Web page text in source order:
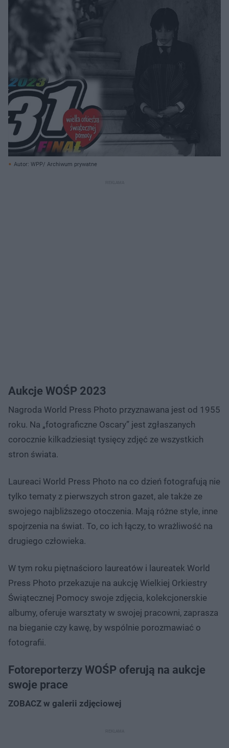
Autor: WPP/ Archiwum prywatne
Aukcje WOŚP 2023
Nagroda World Press Photo przyznawana jest od 1955
roku. Na „fotograficzne Oscary” jest zgłaszanych
corocznie kilkadziesiąt tysięcy zdjęć ze wszystkich
stron świata.
Laureaci World Press Photo na co dzień fotografują nie
tylko tematy z pierwszych stron gazet, ale także ze
swojego najbliższego otoczenia. Mają różne style, inne
spojrzenia na świat. To, co ich łączy, to wrażliwość na
drugiego człowieka.
W tym roku piętnaścioro laureatów i laureatek World
Press Photo przekazuje na aukcję Wielkiej Orkiestry
Świątecznej Pomocy swoje zdjęcia, kolekcjonerskie
albumy, oferuje warsztaty w swojej pracowni, zaprasza
na bieganie czy kawę, by wspólnie porozmawiać o
fotografii.
Fotoreporterzy WOŚP oferują na aukcje
swoje prace
ZOBACZ w galerii zdjęciowej